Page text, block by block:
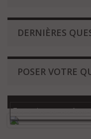
DERNIÈRES
POSER VOTRE
Economiser sur vos